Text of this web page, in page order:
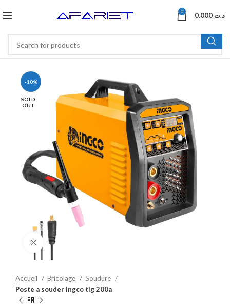
0 د.ت
-10%
SOLD
OUT
Click to enlarge
Accueil Bricolage
Soudure
Poste a souder ingco tig 200a